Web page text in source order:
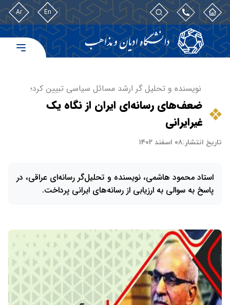
En
Ar
نویسنده و تحلیل گر ارشد مسائل سیاسی تبیین کرد؛
ضعف‌های رسانه‌ای ایران از نگاه یک
غیرایرانی
تاریخ انتشار:۰۸ اسفند ۱۴۰۲
استاد محمود هاشمی، نویسنده و تحلیل‌گر رسانه‌ای عراقی، در
پاسخ به سوالی به ارزیابی از رسانه‌های ایرانی پرداخت.